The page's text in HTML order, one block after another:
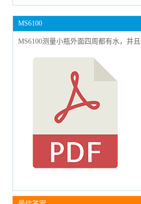
MS6100
MS6100测量小瓶外面四周都有水，并